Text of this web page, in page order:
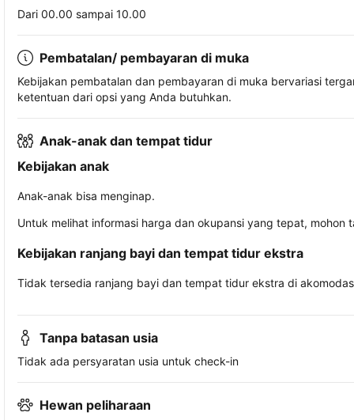
Dari 00.00 sampai 10.00
Pembatalan/ pembayaran di muka
Kebijakan pembatalan dan pembayaran di muka bervariasi
ketentuan dari opsi yang Anda butuhkan.
Anak-anak dan tempat tidur
Kebijakan anak
Anak-anak bisa menginap.
Untuk melihat informasi harga dan okupansi yang tepat,
Kebijakan ranjang bayi dan tempat tidur ekstra
Tidak tersedia ranjang bayi dan tempat tidur ekstra di
Tanpa batasan usia
Tidak ada persyaratan usia untuk check-in
Hewan peliharaan